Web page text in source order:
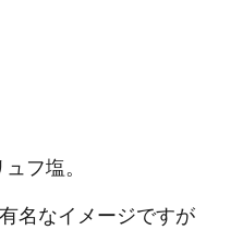
フ塩。
名なイメージですが